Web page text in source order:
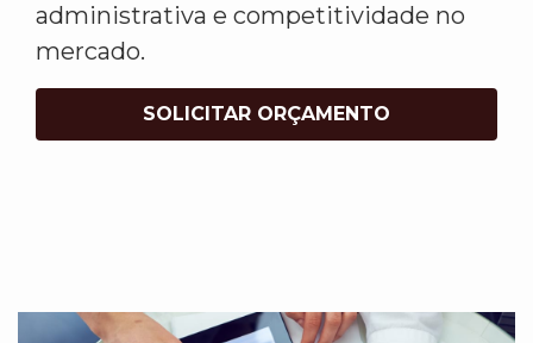
administrativa e competitividade no
mercado.
SOLICITAR ORÇAMENTO